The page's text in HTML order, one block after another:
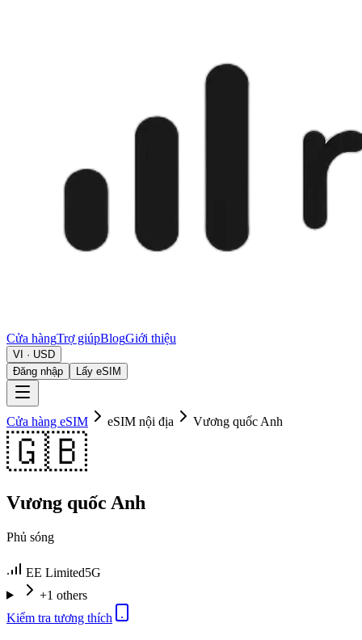
Cửa hàngTrợ giúpBlogGiới thiệu
VI · USD
Đăng nhập
Lấy eSIM
Cửa hàng eSIM eSIM nội địa Vương quốc Anh
🇬🇧
Vương quốc Anh
Phủ sóng
EE Limited5G
+1 others
Kiểm tra tương thích